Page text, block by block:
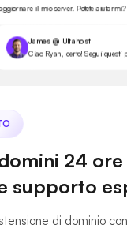
il mio server. Potete aiutarmi?
James @ Ultahost
Ciao Ryan, certo! Segui questi
24
supporto
di dominio